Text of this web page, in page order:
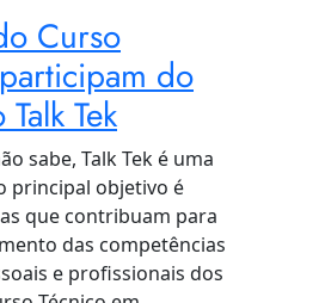
Curso
do
Tek
sabe, Talk Tek é uma
principal objetivo é
que contribuam para
das competências
e profissionais dos